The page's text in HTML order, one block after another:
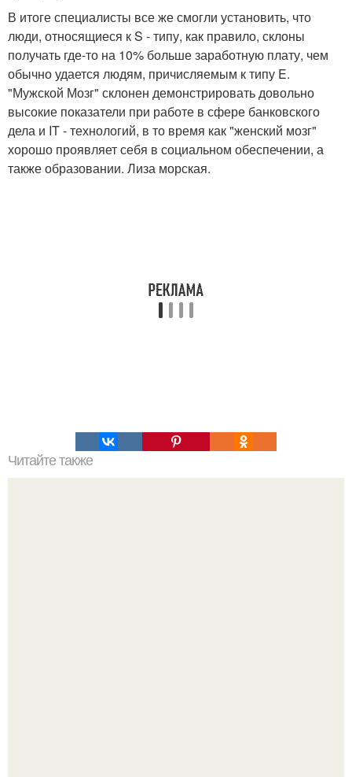
В итоге специалисты все же смогли установить, что
люди, относящиеся к S - типу, как правило, склоны
получать где-то на 10% больше заработную плату, чем
обычно удается людям, причисляемым к типу E.
"Мужской Мозг" склонен демонстрировать довольно
высокие показатели при работе в сфере банковского
дела и IT - технологий, в то время как "женский мозг"
хорошо проявляет себя в социальном обеспечении, а
также образовании. Лиза морская.
Читайте также